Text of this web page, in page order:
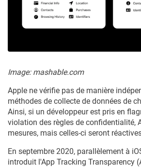
Image: mashable.com
Apple ne vérifie pas de manière
méthodes de collecte de données de
Ainsi, si un développeur est pris en
violation des règles de confidentialité,
mesures, mais celles-ci seront
En septembre 2020, parallèlement à
introduit l'App Tracking Transparency